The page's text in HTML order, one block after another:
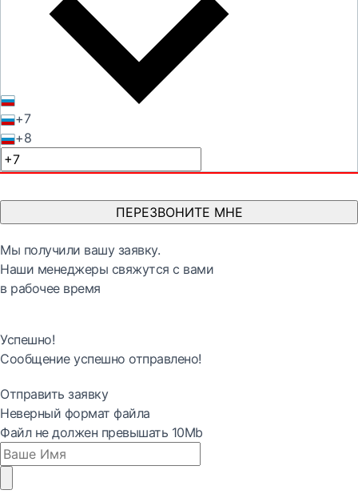
+7
+8
ПЕРЕЗВОНИТЕ МНЕ
Мы получили вашу заявку.
Наши менеджеры свяжутся с вами
в рабочее время
Успешно!
Сообщение успешно отправлено!
Отправить заявку
Неверный формат файла
Файл не должен превышать 10Mb